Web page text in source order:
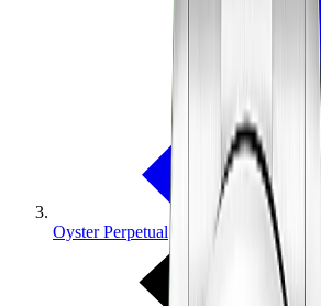
Oyster Perpetual